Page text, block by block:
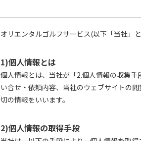
オリエンタルゴルフサービス(以下「当社」
1)個人情報とは
個人情報とは、当社が「2.個人情報の収集
い合せ・依頼内容、当社のウェブサイトの
切の情報をいいます。
2)個人情報の取得手段
当社は、以下の手段により、個人情報を取